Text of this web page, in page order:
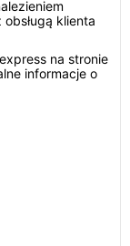
klienta
na stronie
informacje o